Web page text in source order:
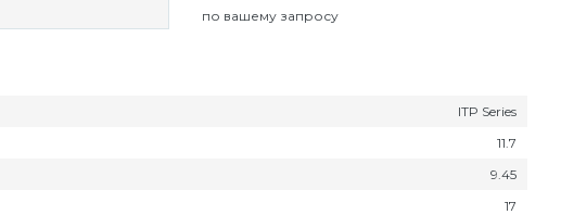
по вашему запросу
ITP Series
11.7
9.45
17